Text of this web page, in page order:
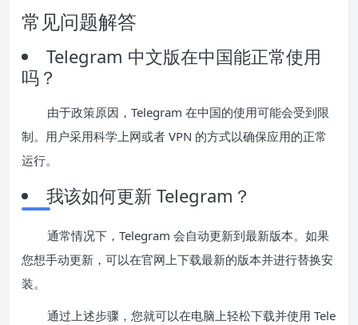
常见问题解答
Telegram 中文版在中国能正常使用
吗？
由于政策原因，Telegram 在中国的使用可能会受到限
制。用户采用科学上网或者 VPN 的方式以确保应用的正常
运行。
我该如何更新 Telegram？
通常情况下，Telegram 会自动更新到最新版本。如果
您想手动更新，可以在官网上下载最新的版本并进行替换安
装。
通过上述步骤，您就可以在电脑上轻松下载并使用 Tele